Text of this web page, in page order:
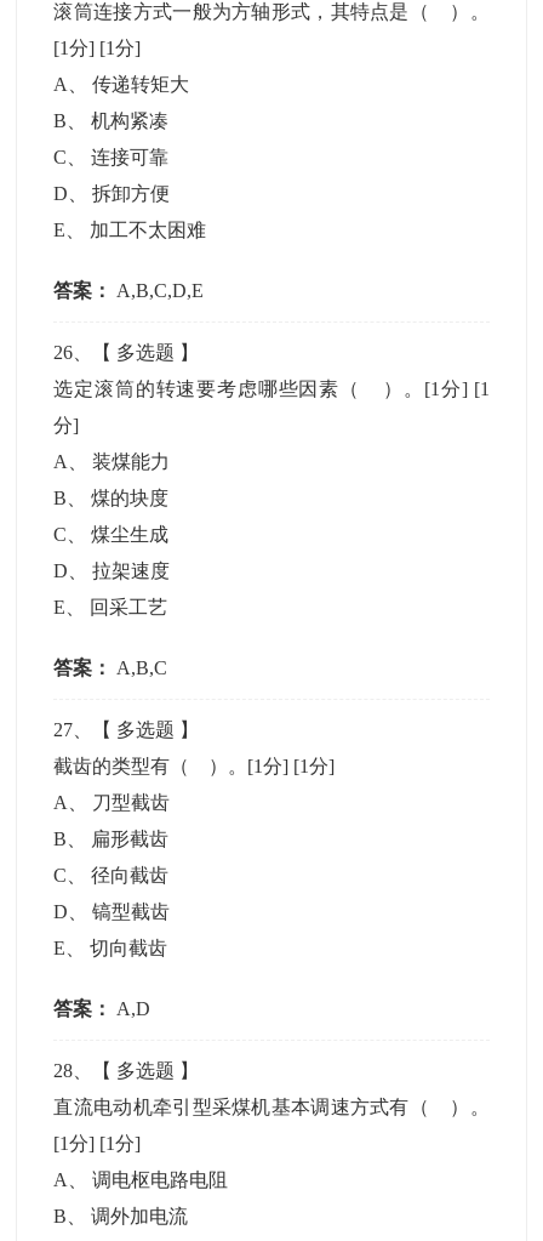
滚筒连接方式一般为方轴形式，其特点是（ ）。
[1分] [1分]
A
、传递转矩大
B 、机构紧凑
C 、连接可靠
D 、拆卸方便
E
加工不太困难
答案： A,B,C,D,E
26 、【 多选题 】
选定滚筒的转速要考虑哪些因素（ ）。[1分] [1
分]
A
、装煤能力
B 、煤的块度
C 、煤尘生成
D 、拉架速度
E
回采工艺
答案： A,B,C
27 、【 多选题 】
截齿的类型有（ ）。[1分] [1分]
A
刀型截齿
B
扁形截齿
C 、径向截齿
D 、镐型截齿
E 、切向截齿
答案： A,D
28 、【 多选题 】
直流电动机牵引型采煤机基本调速方式有（ ）。
[1分] [1分]
A
、调电枢电路电阻
B 、调外加电流